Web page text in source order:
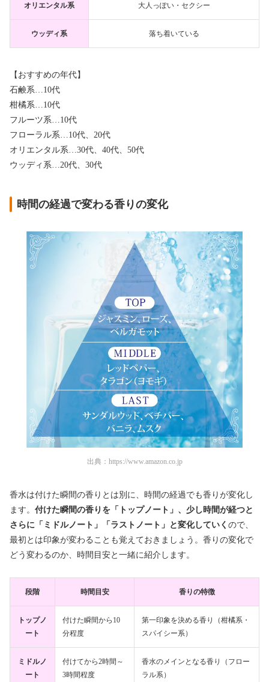
オリエンタル系 大人っぽい・セクシー
ウッディ系 落ち着いている
【おすすめの年代】
石鹸系…10代
柑橘系…10代
フルーツ系…10代
フローラル系…10代、20代
オリエンタル系…30代、40代、50代
ウッディ系…20代、30代
時間の経過で変わる香りの変化
出典： https://www.amazon.co.jp
香水は付けた瞬間の香りとは別に、時間の経過でも香りが変化し
ます。 付けた瞬間の香りを「トップノート」、少し時間が経つと
さらに「ミドルノート」「ラストノート」と変化していく ので、
最初とは印象が変わることも覚えておきましょう。香りの変化で
どう変わるのか、時間目安と一緒に紹介します。
段階 時間目安 香りの特徴
トップノ
ート
付けた瞬間から10
分程度
第一印象を決める香り（柑橘系・
スパイシー系）
ミドルノ
ート
付けてから2時間～
3時間程度
香水のメインとなる香り（フロー
ラル系）